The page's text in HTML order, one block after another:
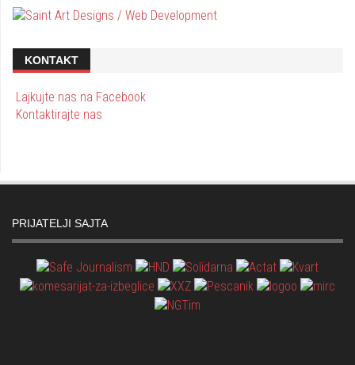
KONTAKT
Lajkujte nas na Facebook
Kontaktirajte nas
PRIJATELJI SAJTA